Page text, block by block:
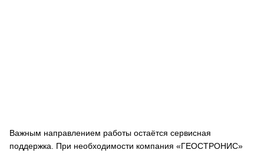
Важным направлением работы остаётся сервисная
поддержка. При необходимости компания «ГЕОСТРОНИС»